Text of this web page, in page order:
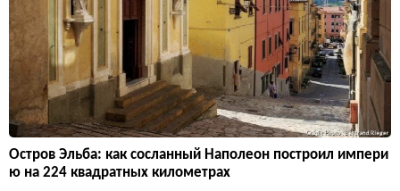
Остров Эльба: как сосланный Наполеон построил импери
ю на 224 квадратных километрах